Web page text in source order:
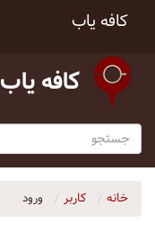
کافه یاب
کافه یاب
خانه کاربر ورود